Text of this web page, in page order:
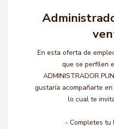
En esta oferta de
que se perfilen
ADMINISTRADOR
gustaría acompañarte
lo cual te
- Completes tu